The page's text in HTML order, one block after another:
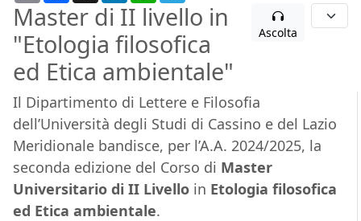
Master di II livello in
"Etologia filosofica
ed Etica ambientale"
Ascolta
Il Dipartimento di Lettere e Filosofia
dell’Università degli Studi di Cassino e del Lazio
Meridionale bandisce, per l’A.A. 2024/2025, la
seconda edizione del Corso di Master
Universitario di II Livello in Etologia filosofica
ed Etica ambientale.